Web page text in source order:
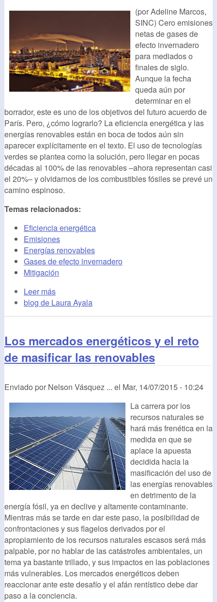
(por Adeline Marcos,
SINC) Cero emisiones
netas de gases de
efecto invernadero
para mediados o
finales de siglo.
Aunque la fecha
queda aún por
determinar en el
borrador, este es uno de los objetivos del futuro acuerdo de
París. Pero, ¿cómo lograrlo? La eficiencia energética y las
energías renovables están en boca de todos aún sin
aparecer explícitamente en el texto. El uso de tecnologías
verdes se plantea como la solución, pero llegar en pocas
décadas al 100% de las renovables –ahora representan casi
el 20%– y olvidarnos de los combustibles fósiles se prevé un
camino espinoso.
Temas relacionados:
Eficiencia energética
Emisiones
Energías renovables
Gases de efecto invernadero
Mitigación
Leer más
blog de Laura Ayala
Los mercados energéticos y el reto
de masificar las renovables
Enviado por Nelson Vásquez ... el Mar, 14/07/2015 - 10:24
La carrera por los
recursos naturales se
hará más frenética en la
medida en que se
aplace la apuesta
decidida hacia la
masificación del uso de
las energías renovables
en detrimento de la
energía fósil, ya en declive y altamente contaminante.
Mientras más se tarde en dar este paso, la posibilidad de
confrontaciones y sus flagelos derivados por el
apropiamiento de los recursos naturales escasos será más
palpable, por no hablar de las catástrofes ambientales, un
tema ya bastante trillado, y sus impactos en las poblaciones
más vulnerables. Los mercados energéticos deben
reaccionar ante este desafío y el afán rentístico debe dar
paso a la conciencia.